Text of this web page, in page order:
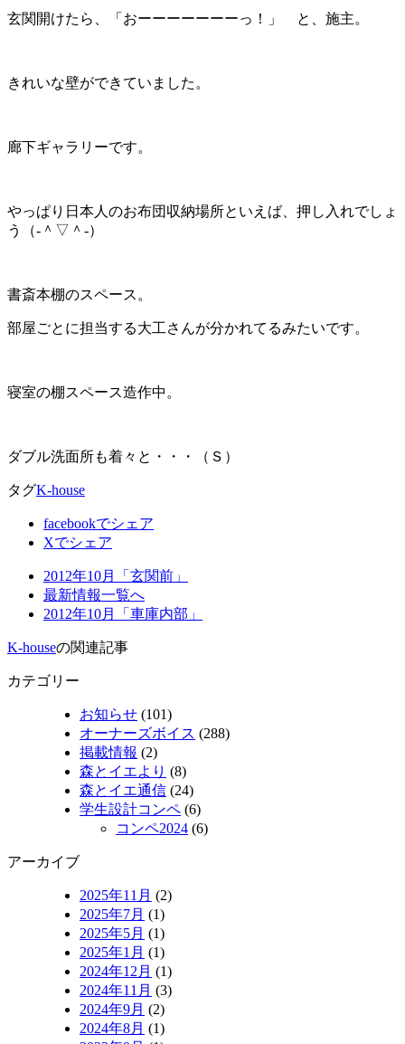
玄関開けたら、「おーーーーーーーっ！」 と、施主。
きれいな壁ができていました。
廊下ギャラリーです。
やっぱり日本人のお布団収納場所といえば、押し入れでしょ
う（‐＾▽＾‐）
書斎本棚のスペース。
部屋ごとに担当する大工さんが分かれてるみたいです。
寝室の棚スペース造作中。
ダブル洗面所も着々と・・・（Ｓ）
タグK-house
facebookでシェア
Xでシェア
2012年10月「玄関前」
最新情報一覧へ
2012年10月「車庫内部」
K-houseの関連記事
カテゴリー
お知らせ (101)
オーナーズボイス (288)
掲載情報 (2)
森とイエより (8)
森とイエ通信 (24)
学生設計コンペ (6)
コンペ2024 (6)
アーカイブ
2025年11月 (2)
2025年7月 (1)
2025年5月 (1)
2025年1月 (1)
2024年12月 (1)
2024年11月 (3)
2024年9月 (2)
2024年8月 (1)